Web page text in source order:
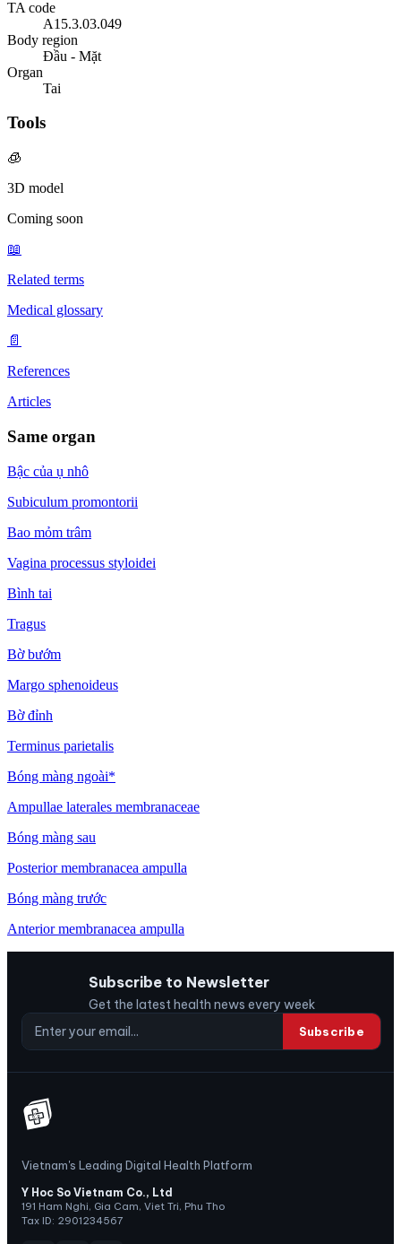
TA code
A15.3.03.049
Body region
Đầu - Mặt
Organ
Tai
Tools
🧊
3D model
Coming soon
📖
Related terms
Medical glossary
📄
References
Articles
Same organ
Bậc của ụ nhô
Subiculum promontorii
Bao mỏm trâm
Vagina processus styloidei
Bình tai
Tragus
Bờ bướm
Margo sphenoideus
Bờ đỉnh
Terminus parietalis
Bóng màng ngoài*
Ampullae laterales membranaceae
Bóng màng sau
Posterior membranacea ampulla
Bóng màng trước
Anterior membranacea ampulla
Subscribe to Newsletter
Get the latest health news every week
Subscribe
Vietnam's Leading Digital Health Platform
Y Hoc So Vietnam Co., Ltd
191 Ham Nghi, Gia Cam, Viet Tri, Phu Tho
Tax ID: 2901234567